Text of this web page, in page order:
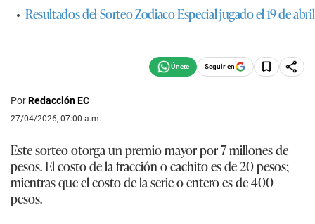
• Resultados del Sorteo Zodiaco Especial jugado el 19 de abril
Seguir en
PorRedacción EC
27/04/2026, 07:00 a.m.
Este sorteo otorga un premio mayor por 7 millones de
pesos. El costo de la fracción o cachito es de 20 pesos;
mientras que el costo de la serie o entero es de 400
pesos.